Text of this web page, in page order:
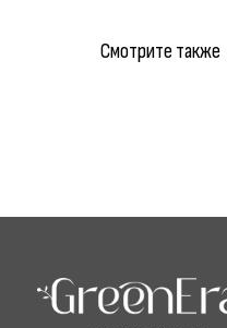
Смотрите также